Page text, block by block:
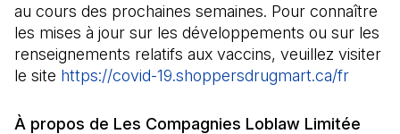
au cours des prochaines semaines. Pour connaître
les mises à jour sur les développements ou sur les
renseignements relatifs aux vaccins, veuillez visiter
le site https://covid-19.shoppersdrugmart.ca/fr
À propos de Les Compagnies Loblaw Limitée